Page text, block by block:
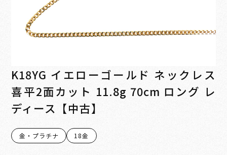
K18YG イエローゴールド ネックレス
喜平2面カット 11.8g 70cm ロング レ
ディース【中古】
金・プラチナ 18金